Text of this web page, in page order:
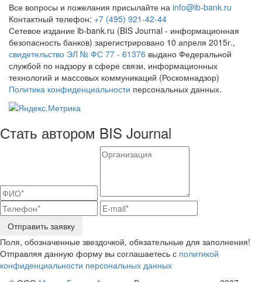
Все вопросы и пожелания присылайте на info@ib-bank.ru
Контактный телефон: +7 (495) 921-42-44
Сетевое издание ib-bank.ru (BIS Journal - информационная
безопасность банков) зарегистрировано 10 апреля 2015г.,
свидетельство ЭЛ № ФС 77 - 61376 выдано Федеральной
службой по надзору в сфере связи, информационных
технологий и массовых коммуникаций (Роскомнадзор)
Политика конфиденциальности персональных данных.
Стать автором BIS Journal
Отправить заявку
Поля, обозначенные звездочкой, обязательные для заполнения!
Отправляя данную форму вы соглашаетесь с политикой
конфиденциальности персональных данных